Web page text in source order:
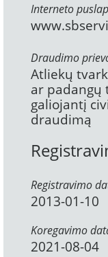
Interneto
Draudimo
Atliekų
ar
galiojantį
draudimą
Registravimo
2013-01-10
Koregavimo
2021-08-04